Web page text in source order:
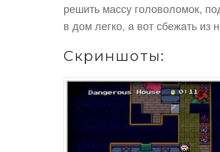
решить массу головоломок,
в дом легко, а вот сбежать из
Скриншоты: